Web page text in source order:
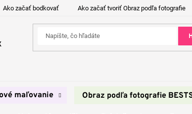
Ako začať bodkovať Ako začať tvoriť Obraz podľa fotografie
maľovanie Obraz podľa fotografie